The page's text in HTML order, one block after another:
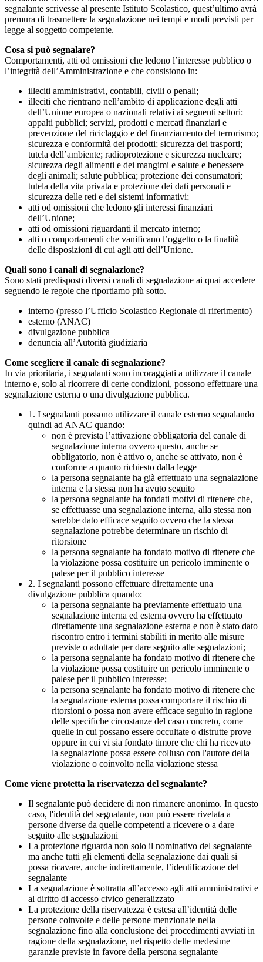
segnalante scrivesse al presente Istituto Scolastico, quest’ultimo avrà
premura di trasmettere la segnalazione nei tempi e modi previsti per
legge al soggetto competente.
Cosa si può segnalare?
Comportamenti, atti od omissioni che ledono l’interesse pubblico o
l’integrità dell’Amministrazione e che consistono in:
illeciti amministrativi, contabili, civili o penali;
illeciti che rientrano nell’ambito di applicazione degli atti
dell’Unione europea o nazionali relativi ai seguenti settori:
appalti pubblici; servizi, prodotti e mercati finanziari e
prevenzione del riciclaggio e del finanziamento del terrorismo;
sicurezza e conformità dei prodotti; sicurezza dei trasporti;
tutela dell’ambiente; radioprotezione e sicurezza nucleare;
sicurezza degli alimenti e dei mangimi e salute e benessere
degli animali; salute pubblica; protezione dei consumatori;
tutela della vita privata e protezione dei dati personali e
sicurezza delle reti e dei sistemi informativi;
atti od omissioni che ledono gli interessi finanziari
dell’Unione;
atti od omissioni riguardanti il mercato interno;
atti o comportamenti che vanificano l’oggetto o la finalità
delle disposizioni di cui agli atti dell’Unione.
Quali sono i canali di segnalazione?
Sono stati predisposti diversi canali di segnalazione ai quai accedere
seguendo le regole che riportiamo più sotto.
interno (presso l’Ufficio Scolastico Regionale di riferimento)
esterno (ANAC)
divulgazione pubblica
denuncia all’Autorità giudiziaria
Come scegliere il canale di segnalazione?
In via prioritaria, i segnalanti sono incoraggiati a utilizzare il canale
interno e, solo al ricorrere di certe condizioni, possono effettuare una
segnalazione esterna o una divulgazione pubblica.
1. I segnalanti possono utilizzare il canale esterno segnalando
quindi ad ANAC quando:
non è prevista l’attivazione obbligatoria del canale di
segnalazione interna ovvero questo, anche se
obbligatorio, non è attivo o, anche se attivato, non è
conforme a quanto richiesto dalla legge
la persona segnalante ha già effettuato una segnalazione
interna e la stessa non ha avuto seguito
la persona segnalante ha fondati motivi di ritenere che,
se effettuasse una segnalazione interna, alla stessa non
sarebbe dato efficace seguito ovvero che la stessa
segnalazione potrebbe determinare un rischio di
ritorsione
la persona segnalante ha fondato motivo di ritenere che
la violazione possa costituire un pericolo imminente o
palese per il pubblico interesse
2. I segnalanti possono effettuare direttamente una
divulgazione pubblica quando:
la persona segnalante ha previamente effettuato una
segnalazione interna ed esterna ovvero ha effettuato
direttamente una segnalazione esterna e non è stato dato
riscontro entro i termini stabiliti in merito alle misure
previste o adottate per dare seguito alle segnalazioni;
la persona segnalante ha fondato motivo di ritenere che
la violazione possa costituire un pericolo imminente o
palese per il pubblico interesse;
la persona segnalante ha fondato motivo di ritenere che
la segnalazione esterna possa comportare il rischio di
ritorsioni o possa non avere efficace seguito in ragione
delle specifiche circostanze del caso concreto, come
quelle in cui possano essere occultate o distrutte prove
oppure in cui vi sia fondato timore che chi ha ricevuto
la segnalazione possa essere colluso con l'autore della
violazione o coinvolto nella violazione stessa
Come viene protetta la riservatezza del segnalante?
Il segnalante può decidere di non rimanere anonimo. In questo
caso, l'identità del segnalante, non può essere rivelata a
persone diverse da quelle competenti a ricevere o a dare
seguito alle segnalazioni
La protezione riguarda non solo il nominativo del segnalante
ma anche tutti gli elementi della segnalazione dai quali si
possa ricavare, anche indirettamente, l’identificazione del
segnalante
La segnalazione è sottratta all’accesso agli atti amministrativi e
al diritto di accesso civico generalizzato
La protezione della riservatezza è estesa all’identità delle
persone coinvolte e delle persone menzionate nella
segnalazione fino alla conclusione dei procedimenti avviati in
ragione della segnalazione, nel rispetto delle medesime
garanzie previste in favore della persona segnalante